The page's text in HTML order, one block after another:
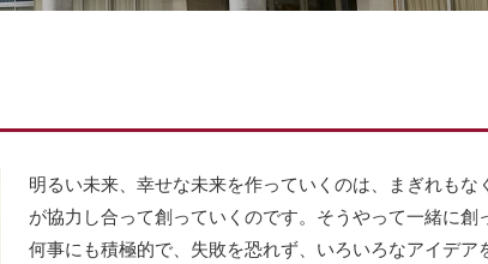
明るい未来、幸せな未来を作っていくのは、まぎれもな
が協力し合って創っていくのです。そうやって一緒に創
何事にも積極的で、失敗を恐れず、いろいろなアイデア